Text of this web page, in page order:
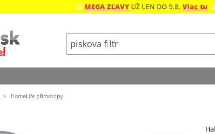
🛒 MEGA ZĽAVY UŽ LEN DO 9.8. Viac tu
HomeLife přímotopy